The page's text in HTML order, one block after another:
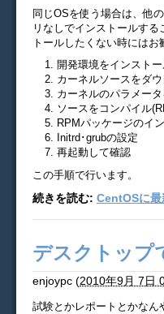
同じOSを使う場合は、他
リなしでインストールす
トールしたくない時にはお
開発環境をインスト
カーネルソースをダ
カーネルのパラメー
ソースをコンパイル
RPMパッケージのイ
Initrd･grubの設定
再起動して確認
この手順で行います。
続きを読む: CentOSに最
デスクトップ
enjoypc (2010年9月 7日
試験とかレポートとかなん